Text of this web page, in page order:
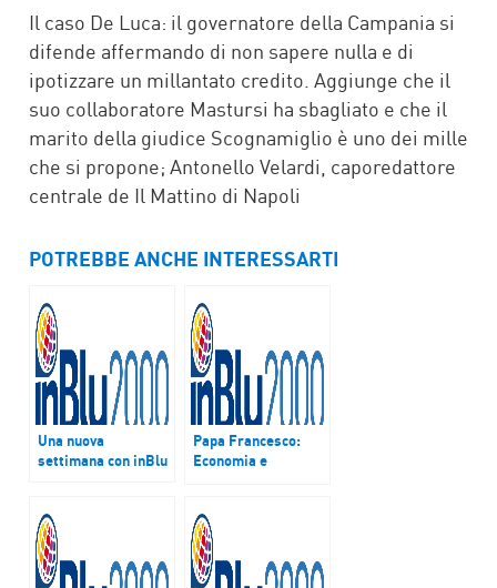
Il caso De Luca: il governatore della Campania si
difende affermando di non sapere nulla e di
ipotizzare un millantato credito. Aggiunge che il
suo collaboratore Mastursi ha sbagliato e che il
marito della giudice Scognamiglio è uno dei mille
che si propone; Antonello Velardi, caporedattore
centrale de Il Mattino di Napoli
POTREBBE ANCHE INTERESSARTI
Una nuova
settimana con inBlu
Papa Francesco:
Economia e
il pilastro della
società